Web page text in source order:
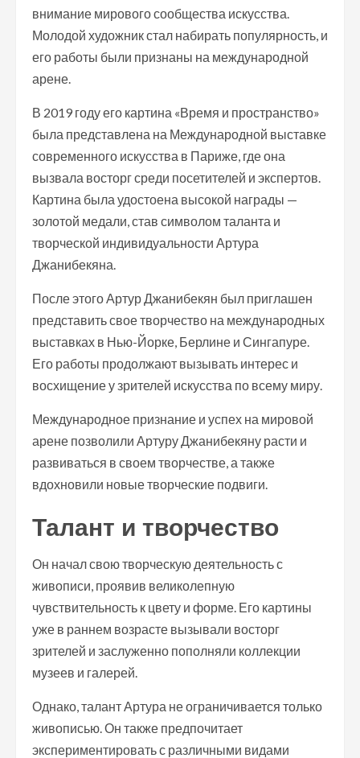
внимание мирового сообщества искусства.
Молодой художник стал набирать популярность, и
его работы были признаны на международной
арене.
В 2019 году его картина «Время и пространство»
была представлена на Международной выставке
современного искусства в Париже, где она
вызвала восторг среди посетителей и экспертов.
Картина была удостоена высокой награды —
золотой медали, став символом таланта и
творческой индивидуальности Артура
Джанибекяна.
После этого Артур Джанибекян был приглашен
представить свое творчество на международных
выставках в Нью-Йорке, Берлине и Сингапуре.
Его работы продолжают вызывать интерес и
восхищение у зрителей искусства по всему миру.
Международное признание и успех на мировой
арене позволили Артуру Джанибекяну расти и
развиваться в своем творчестве, а также
вдохновили новые творческие подвиги.
Талант и творчество
Он начал свою творческую деятельность с
живописи, проявив великолепную
чувствительность к цвету и форме. Его картины
уже в раннем возрасте вызывали восторг
зрителей и заслуженно пополняли коллекции
музеев и галерей.
Однако, талант Артура не ограничивается только
живописью. Он также предпочитает
экспериментировать с различными видами